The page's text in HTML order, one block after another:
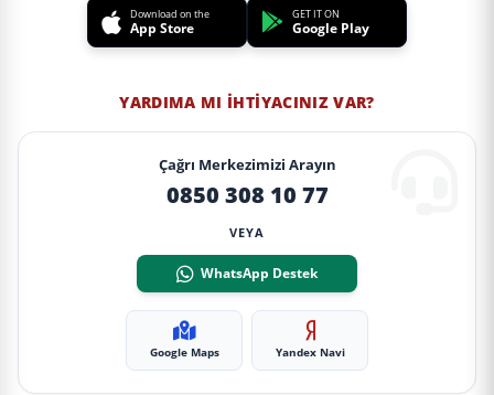
Download on the
App Store
GET IT ON
Google Play
YARDIMA MI İHTIYACINIZ VAR?
Çağrı Merkezimizi Arayın
0850 308 10 77
VEYA
WhatsApp Destek
Google Maps Yandex Navi